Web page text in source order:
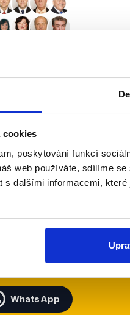
cookies
poskytování funkcí
web používáte, sdílíme
s dalšími informacemi,
přinášíme shrnutí
nás odebírat,
a nepravdy
WhatsApp